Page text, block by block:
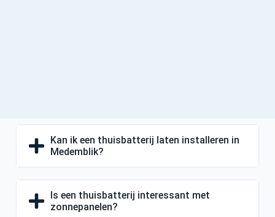
Kan ik een thuisbatterij laten installeren in
Medemblik?
Is een thuisbatterij interessant met
zonnepanelen?